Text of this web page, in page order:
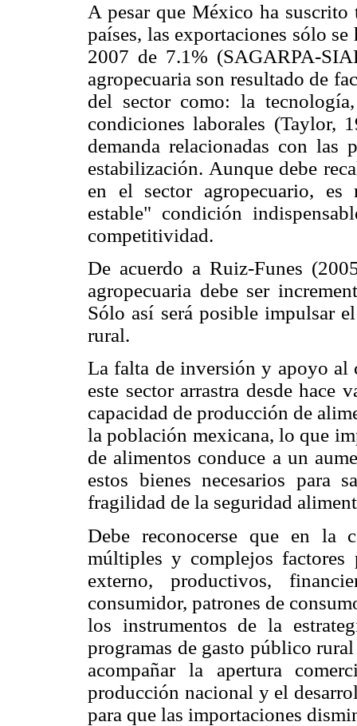
A pesar que México ha
países, las exportaciones sólo
2007 de 7.1% (SAGARPA-
agropecuaria son resultado de
del sector como: la
condiciones laborales (Taylor,
demanda relacionadas con las
estabilización. Aunque debe
en el sector agropecuario, es
estable" condición
competitividad.
De acuerdo a Ruiz-Funes
agropecuaria debe ser
Sólo así será posible impulsar
rural.
La falta de inversión y apoyo al
este sector arrastra desde hace
capacidad de producción de
la población mexicana, lo que
de alimentos conduce a un
estos bienes necesarios para
fragilidad de la seguridad
Debe reconocerse que en la
múltiples y complejos factores
externo, productivos,
consumidor, patrones de
los instrumentos de la
programas de gasto público
acompañar la apertura
producción nacional y el
para que las importaciones